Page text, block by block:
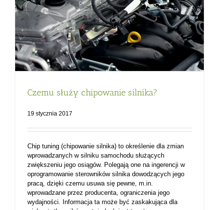
Czemu służy chipowanie silnika?
19 stycznia 2017
Chip tuning (chipowanie silnika) to określenie dla zmian
wprowadzanych w silniku samochodu służących
zwiększeniu jego osiągów. Polegają one na ingerencji w
oprogramowanie sterowników silnika dowodzących jego
pracą, dzięki czemu usuwa się pewne, m.in.
wprowadzane przez producenta, ograniczenia jego
wydajności. Informacja ta może być zaskakująca dla